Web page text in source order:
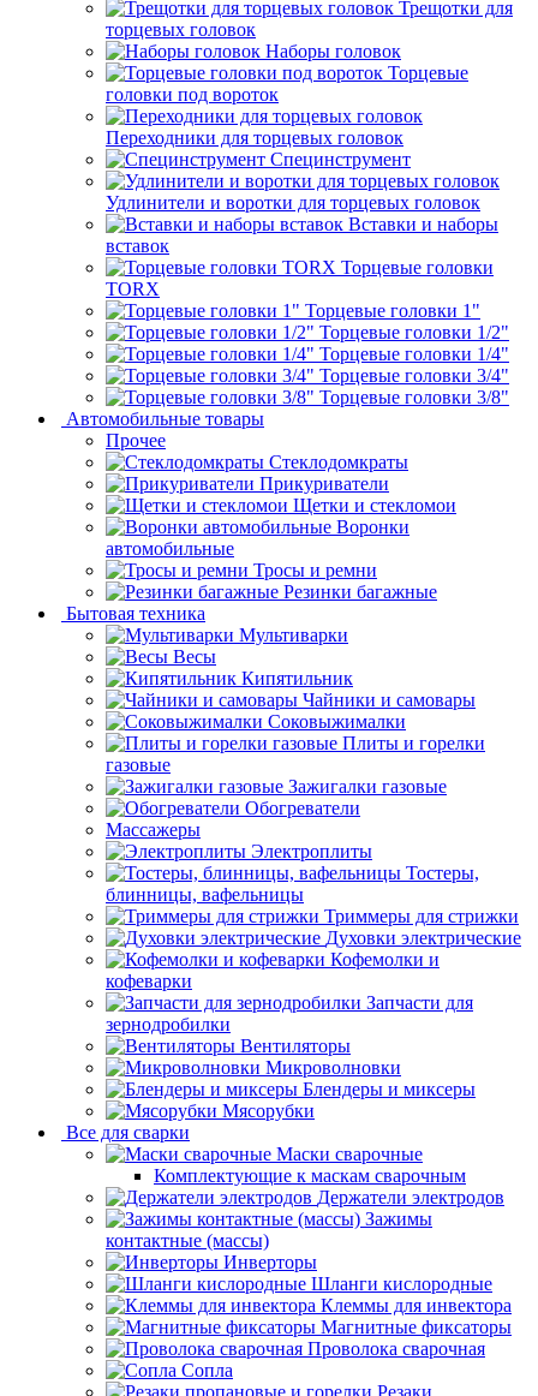
Трещотки для
торцевых головок
Наборы головок
Торцевые
головки под вороток
Переходники для торцевых головок
Специнструмент
Удлинители и воротки для торцевых головок
Вставки и наборы
вставок
Торцевые головки
TORX
Торцевые головки 1"
Торцевые головки 1/2"
Торцевые головки 1/4"
Торцевые головки 3/4"
Торцевые головки 3/8"
Автомобильные товары
Прочее
Стеклодомкраты
Прикуриватели
Щетки и стекломои
Воронки
автомобильные
Тросы и ремни
Резинки багажные
Бытовая техника
Мультиварки
Весы
Кипятильник
Чайники и самовары
Соковыжималки
Плиты и горелки
газовые
Зажигалки газовые
Обогреватели
Массажеры
Электроплиты
Тостеры,
блинницы, вафельницы
Триммеры для стрижки
Духовки электрические
Кофемолки и
кофеварки
Запчасти для
зернодробилки
Вентиляторы
Микроволновки
Блендеры и миксеры
Мясорубки
Все для сварки
Маски сварочные
Комплектующие к маскам сварочным
Держатели электродов
Зажимы
контактные (массы)
Инверторы
Шланги кислородные
Клеммы для инвектора
Магнитные фиксаторы
Проволока сварочная
Сопла
Резаки